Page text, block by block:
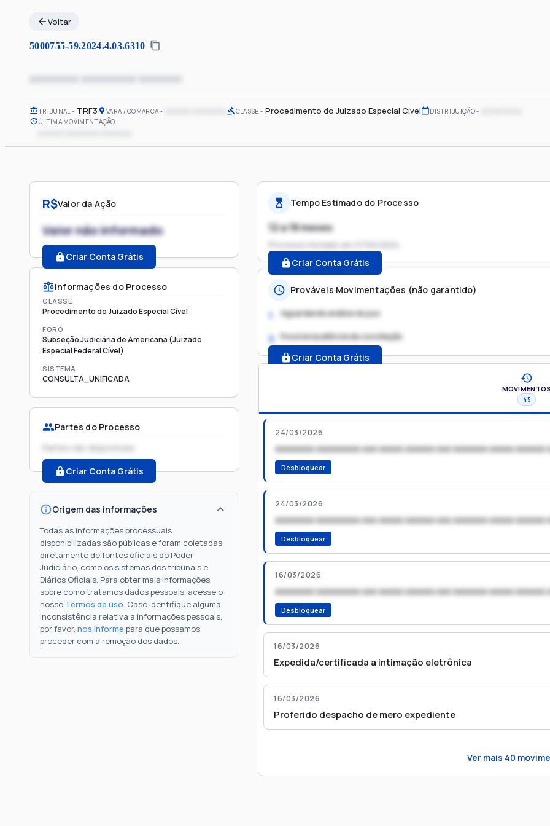
Voltar
5000755-59.2024.4.03.6310
xxxxxxxx xxxxxxxxx xxxxxxx
TRIBUNAL TRF3 VARA / COMARCA CLASSE Procedimento do Juizado Especial Cível DISTRIBUIÇÃO
ÚLTIMA MOVIMENTAÇÃO
R$Valor da Ação
Valor não informado
Criar Conta Grátis
Informações do Processo
CLASSE
Procedimento do Juizado Especial Cível
FORO
Subseção Judiciária de Americana (Juizado
Especial Federal Cível)
SISTEMA
CONSULTA_UNIFICADA
Partes do Processo
Partes não disponíveis
Criar Conta Grátis
Origem das informações
Todas as informações processuais
disponibilizadas são públicas e foram coletadas
diretamente de fontes oficiais do Poder
Judiciário, como os sistemas dos tribunais e
Diários Oficiais. Para obter mais informações
sobre como tratamos dados pessoais, acesse o
nosso Termos de uso. Caso identifique alguma
inconsistência relativa a informações pessoais,
por favor, nos informe para que possamos
proceder com a remoção dos dados.
Tempo Estimado do Processo
12 a 18 meses
Processo iniciado em
Criar Conta Grátis
Prováveis Movimentações (não garantido)
1. Aguardando análise do juiz
2. Possível audiência de conciliação
Criar Conta Grátis
MOVIMENTOS
45
24/03/2026
xxxxxxxx xxxxxxxxx xxx xxxxx xxxxxx xxx xxxxxxx xxxxx xxxxxx
Desbloquear
24/03/2026
xxxxxxxx xxxxxxxxx xxx xxxxx xxxxxx xxx xxxxxxx xxxxx xxxxxx
Desbloquear
16/03/2026
xxxxxxxx xxxxxxxxx xxx xxxxx xxxxxx xxx xxxxxxx xxxxx xxxxxx
Desbloquear
16/03/2026
Expedida/certificada a intimação eletrônica
16/03/2026
Proferido despacho de mero expediente
Ver mais 40